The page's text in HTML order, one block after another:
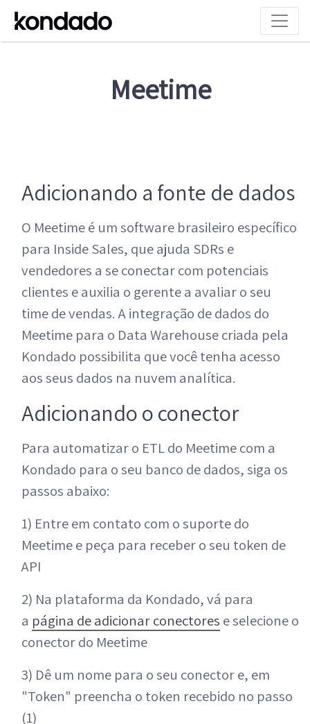
Meetime
Adicionando a fonte de dados
O Meetime é um software brasileiro específico
para Inside Sales, que ajuda SDRs e
vendedores a se conectar com potenciais
clientes e auxilia o gerente a avaliar o seu
time de vendas. A integração de dados do
Meetime para o Data Warehouse criada pela
Kondado possibilita que você tenha acesso
aos seus dados na nuvem analítica.
Adicionando o conector
Para automatizar o ETL do Meetime com a
Kondado para o seu banco de dados, siga os
passos abaixo:
1) Entre em contato com o suporte do
Meetime e peça para receber o seu token de
API
2) Na plataforma da Kondado, vá para
a página de adicionar conectores e selecione o
conector do Meetime
3) Dê um nome para o seu conector e, em
"Token" preencha o token recebido no passo
(1)